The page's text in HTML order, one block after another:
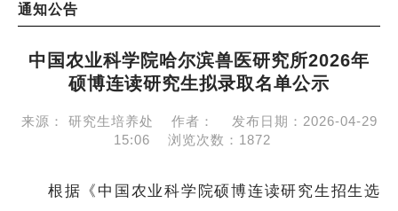
通知公告
中国农业科学院哈尔滨兽医研究所2026年
硕博连读研究生拟录取名单公示
来源： 研究生培养处 作者： 发布日期： 2026-04-29
15:06
浏览次数： 1872
根据《中国农业科学院硕博连读研究生招生选